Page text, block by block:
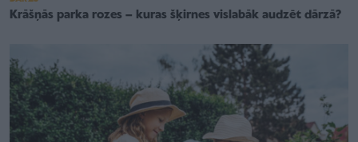
Krāšņās parka rozes – kuras šķirnes vislabāk audzēt dārzā?